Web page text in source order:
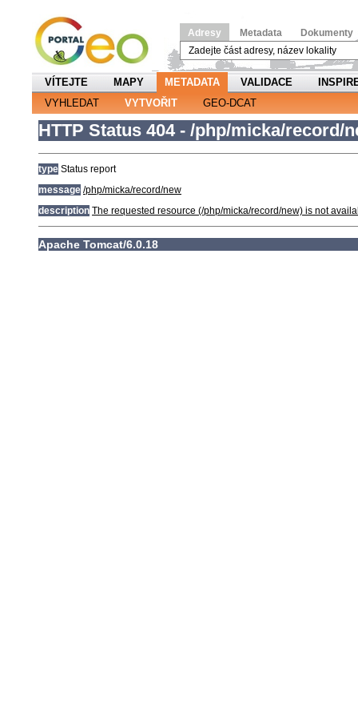
Adresy Metadata Dokumenty
VÍTEJTE MAPY METADATA VALIDACE
VYHLEDAT
VYTVOŘIT GEO-DCAT